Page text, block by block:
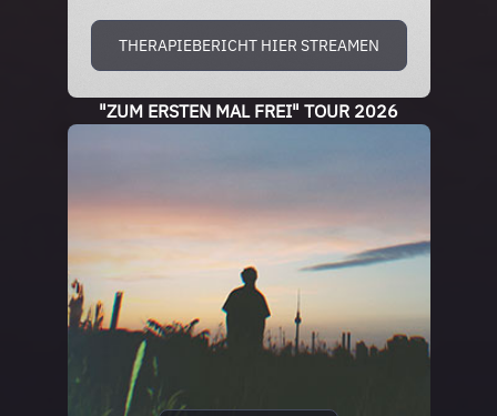
THERAPIEBERICHT HIER STREAMEN
"ZUM ERSTEN MAL FREI" TOUR 2026